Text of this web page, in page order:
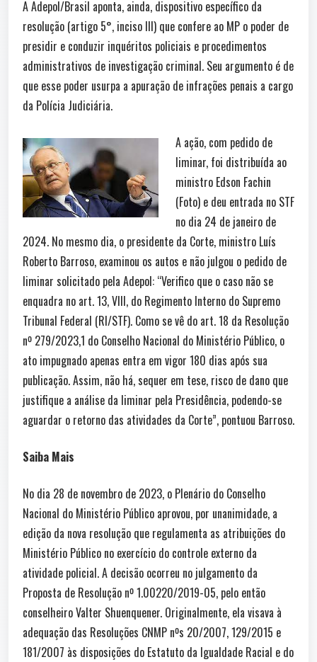
A Adepol/Brasil aponta, ainda, dispositivo específico da
resolução (artigo 5°, inciso III) que confere ao MP o poder de
presidir e conduzir inquéritos policiais e procedimentos
administrativos de investigação criminal. Seu argumento é de
que esse poder usurpa a apuração de infrações penais a cargo
da Polícia Judiciária.
A ação, com pedido de
liminar, foi distribuída ao
ministro Edson Fachin
(Foto) e deu entrada no STF
no dia 24 de janeiro de
2024. No mesmo dia, o presidente da Corte, ministro Luís
Roberto Barroso, examinou os autos e não julgou o pedido de
liminar solicitado pela Adepol: “Verifico que o caso não se
enquadra no art. 13, VIII, do Regimento Interno do Supremo
Tribunal Federal (RI/STF). Como se vê do art. 18 da Resolução
nº 279/2023,1 do Conselho Nacional do Ministério Público, o
ato impugnado apenas entra em vigor 180 dias após sua
publicação. Assim, não há, sequer em tese, risco de dano que
justifique a análise da liminar pela Presidência, podendo-se
aguardar o retorno das atividades da Corte”, pontuou Barroso.
Saiba Mais
No dia 28 de novembro de 2023, o Plenário do Conselho
Nacional do Ministério Público aprovou, por unanimidade, a
edição da nova resolução que regulamenta as atribuições do
Ministério Público no exercício do controle externo da
atividade policial. A decisão ocorreu no julgamento da
Proposta de Resolução nº 1.00220/2019-05, pelo então
conselheiro Valter Shuenquener. Originalmente, ela visava à
adequação das Resoluções CNMP nºs 20/2007, 129/2015 e
181/2007 às disposições do Estatuto da Igualdade Racial e do